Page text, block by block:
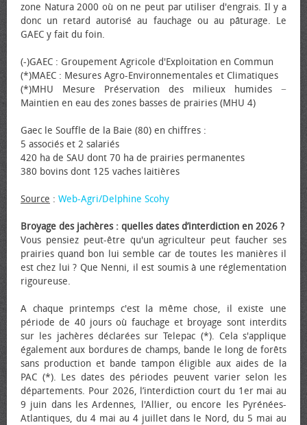
zone Natura 2000 où on ne peut par utiliser d'engrais. Il y a
donc un retard autorisé au fauchage ou au pâturage. Le
GAEC y fait du foin.
(-)GAEC : Groupement Agricole d'Exploitation en Commun
(*)MAEC : Mesures Agro-Environnementales et Climatiques
(*)MHU Mesure Préservation des milieux humides −
Maintien en eau des zones basses de prairies (MHU 4)
Gaec le Souffle de la Baie (80) en chiffres :
5 associés et 2 salariés
420 ha de SAU dont 70 ha de prairies permanentes
380 bovins dont 125 vaches laitières
Source : Web-Agri/Delphine Scohy
Broyage des jachères : quelles dates d’interdiction en 2026 ?
Vous pensiez peut-être qu'un agriculteur peut faucher ses
prairies quand bon lui semble car de toutes les manières il
est chez lui ? Que Nenni, il est soumis à une réglementation
rigoureuse.
A chaque printemps c'est la même chose, il existe une
période de 40 jours où fauchage et broyage sont interdits
sur les jachères déclarées sur Telepac (*). Cela s'applique
également aux bordures de champs, bande le long de forêts
sans production et bande tampon éligible aux aides de la
PAC (*). Les dates des périodes peuvent varier selon les
départements. Pour 2026, l’interdiction court du 1er mai au
9 juin dans les Ardennes, l'Allier, ou encore les Pyrénées-
Atlantiques, du 4 mai au 4 juillet dans le Nord, du 5 mai au